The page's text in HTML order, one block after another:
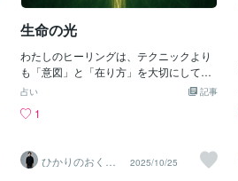
生命の光
わたしのヒーリングは、テクニックより
も「意図」と「在り方」を大切にしてい
ます。なぜなら本当の癒しとは、外から
い出すこと”だと信じているからで
の輝きの中に招き入れるもの光とははじ
まりにして 永遠なるわたしの還る場所
記事
占い
1
ひかりのおくり
て〜SinMa〜
2025/10/25